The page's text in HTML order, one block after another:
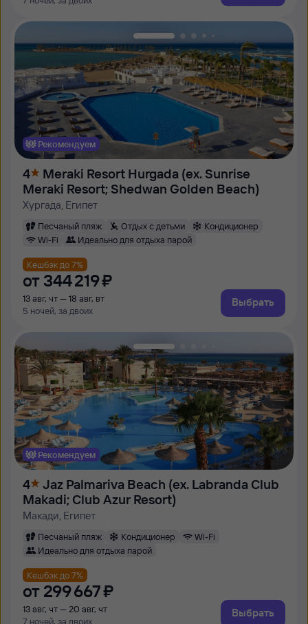
Рекомендуем
4
Meraki Resort Hurgada (ех. Sunrise
Meraki Resort; Shedwan Golden Beach)
Хургада, Египет
Песчаный пляж Отдых с детьми
Кондиционер
Wi-Fi
Идеально для отдыха парой
Кешбэк до 7%
от 344 ⁠219 ⁠₽
13 авг, чт — 18 авг, вт
5 ночей, за двоих
Выбрать
Рекомендуем
4
Jaz Palmariva Beach (ex. Labranda Club
Makadi; Club Azur Resort)
Макади, Египет
Песчаный пляж Кондиционер
Wi-Fi
Идеально для отдыха парой
Кешбэк до 7%
от 299 ⁠667 ⁠₽
13 авг, чт — 20 авг, чт
7 ночей, за двоих
Выбрать